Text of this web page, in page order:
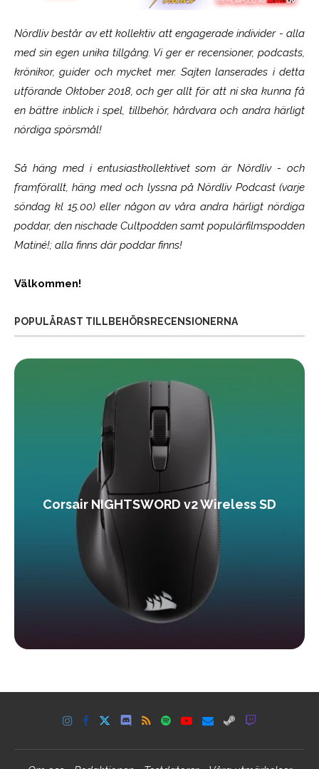
Nördliv består av ett kollektiv att engagerade individer - alla
med sin egen unika tillgång. Vi ger er recensioner, podcasts,
krönikor, guider och mycket mer. Sajten lanserades i detta
utförande Oktober 2018, och ger allt för att ni ska kunna få
en bättre inblick i spel, tillbehör, hårdvara och andra härligt
nördiga spörsmål!
Så häng med i entusiastkollektivet som ärNördliv- och
framförallt, häng med och lyssna på Nördliv Podcast (varje
söndag kl 15.00) eller någon av våra andra härligt nördiga
poddar, den nischade Cultpodden samt populärfilmspodden
Matiné!; alla finns där poddar finns!
Välkommen!
POPULÄRAST TILLBEHÖRSRECENSIONERNA
Corsair NIGHTSWORD v2 Wireless SD